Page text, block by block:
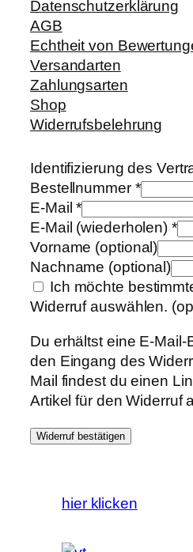
Datenschutzerklärung
AGB
Echtheit von
Versandarten
Zahlungsarten
Shop
Widerrufsbelehrung
Identifizierung des
Bestellnummer *
E-Mail*
E-Mail (wiederholen) *
Vorname (optional)
Nachname (optional)
Ich möchte
Widerruf auswählen.
Du erhältst eine E-
den Eingang des
Mail findest du einen
Artikel für den Widerruf
Widerruf bestätigen
hier klicken